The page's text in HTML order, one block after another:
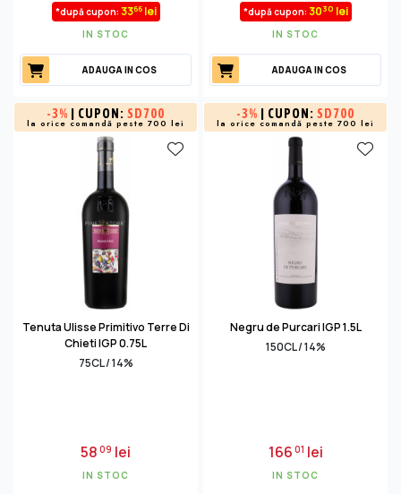
*după cupon: 3366lei
IN STOC
ADAUGA IN COS
*după cupon: 3030 lei
IN STOC
ADAUGA IN COS
-3% | CUPON: SD700
la orice comandă peste 700 lei
Tenuta Ulisse Primitivo Terre Di
Chieti IGP 0.75L
75CL / 14%
5809 lei
IN STOC
-3% | CUPON: SD700
la orice comandă peste 700 lei
Negru de Purcari IGP 1.5L
150CL / 14%
16601 lei
IN STOC